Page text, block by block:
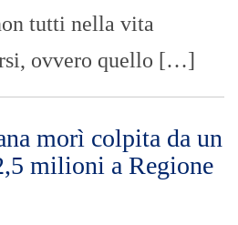
tutti nella vita
ovvero quello […]
morì colpita da un
milioni a Regione